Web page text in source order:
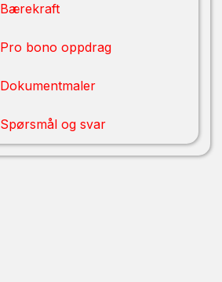
Bærekraft
Pro bono oppdrag
Dokumentmaler
Spørsmål og svar